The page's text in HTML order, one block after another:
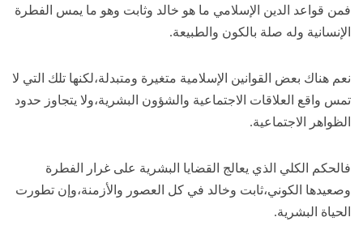
فمن قواعد الدين الإسلامي ما هو خالد وثابت وهو ما يمس الفطرة
الإنسانية وله صلة بالكون والطبيعة.
نعم هناك بعض القوانين الإسلامية متغيرة ومتبدلة،لكنها تلك التي لا
تمس واقع العلاقات الاجتماعية والشؤون البشرية،ولا يتجاوز حدود
الظواهر الاجتماعية.
فالحكم الكلي الذي يعالج القضايا البشرية على غرار الفطرة
وصعيدها الكوني،ثابت وخالد في كل العصور والأزمنة،وإن تطورت
الحياة البشرية.